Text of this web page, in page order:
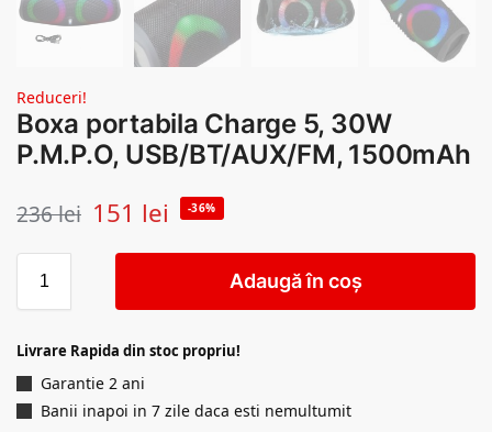
Reduceri!
Boxa portabila Charge 5, 30W
P.M.P.O, USB/BT/AUX/FM, 1500mAh
236lei 151 lei -36%
Adaugă în coș
Livrare Rapida din stoc propriu!
Garantie 2 ani
Banii inapoi in 7 zile daca esti nemultumit